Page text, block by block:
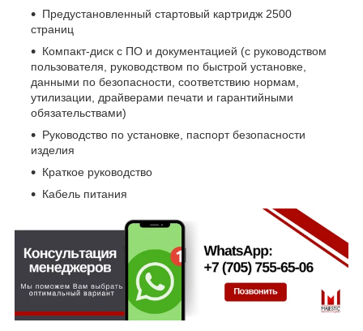
Предустановленный стартовый картридж 2500
страниц
Компакт-диск с ПО и документацией (с руководством
пользователя, руководством по быстрой установке,
данными по безопасности, соответствию нормам,
утилизации, драйверами печати и гарантийными
обязательствами)
Руководство по установке, паспорт безопасности
изделия
Краткое руководство
Кабель питания